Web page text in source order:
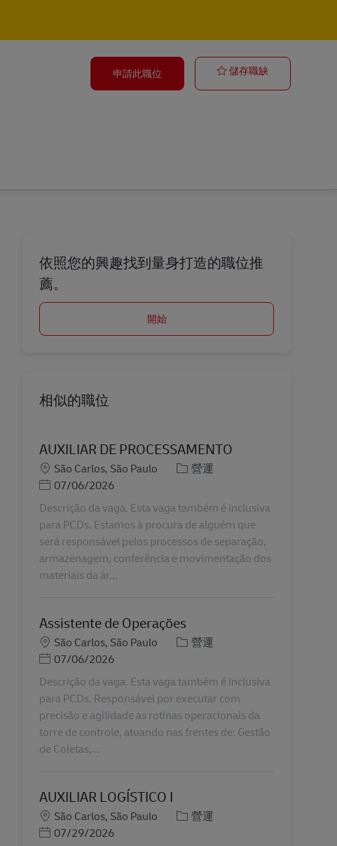
申請此職位 儲存職缺Estágio em
依照您的興趣找到量身打造的職位推
薦。
開始
相似的職位
AUXILIAR DE PROCESSAMENTO
地點São Carlos, São Paulo 分類營運
Posted Date
07/06/2026
Descrição da vaga. Esta vaga também é inclusiva
para PCDs. Estamos à procura de alguém que
será responsável pelos processos de separação,
armazenagem, conferência e movimentação dos
materiais da ár...
Assistente de Operações
地點São Carlos, São Paulo 分類營運
Posted Date
07/06/2026
Descrição da vaga. Esta vaga também é inclusiva
para PCDs. Responsável por executar com
precisão e agilidade as rotinas operacionais da
torre de controle, atuando nas frentes de: Gestão
de Coletas,...
AUXILIAR LOGÍSTICO I
地點São Carlos, São Paulo 分類營運
Posted Date
07/29/2026